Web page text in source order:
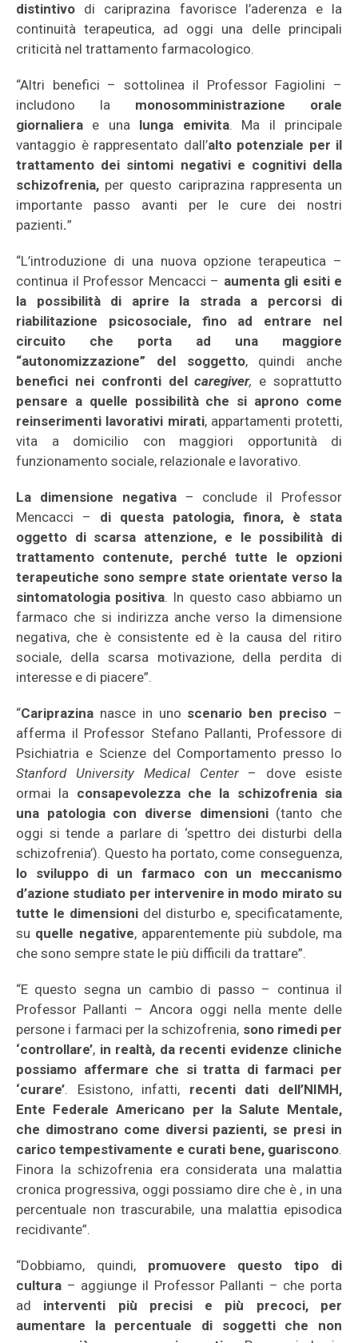
distintivo di cariprazina favorisce l’aderenza e la
continuità terapeutica, ad oggi una delle principali
criticità nel trattamento farmacologico.
“Altri benefici – sottolinea il Professor Fagiolini –
includono la monosomministrazione orale
giornaliera e una lunga emivita. Ma il principale
vantaggio è rappresentato dall’alto potenziale per il
trattamento dei sintomi negativi e cognitivi della
schizofrenia, per questo cariprazina rappresenta un
importante passo avanti per le cure dei nostri
pazienti.”
“L’introduzione di una nuova opzione terapeutica –
continua il Professor Mencacci – aumenta gli esiti e
la possibilità di aprire la strada a percorsi di
riabilitazione psicosociale, fino ad entrare nel
circuito che porta ad una maggiore
“autonomizzazione” del soggetto, quindi anche
benefici nei confronti delcaregiver, e soprattutto
pensare a quelle possibilità che si aprono come
reinserimenti lavorativi mirati, appartamenti protetti,
vita a domicilio con maggiori opportunità di
funzionamento sociale, relazionale e lavorativo.
La dimensione negativa– conclude il Professor
Mencacci – di questa patologia, finora, è stata
oggetto di scarsa attenzione, e le possibilità di
trattamento contenute, perché tutte le opzioni
terapeutiche sono sempre state orientate verso la
sintomatologia positiva. In questo caso abbiamo un
farmaco che si indirizza anche verso la dimensione
negativa, che è consistente ed è la causa del ritiro
sociale, della scarsa motivazione, della perdita di
interesse e di piacere”.
“Cariprazina nasce in uno scenario ben preciso –
afferma il Professor Stefano Pallanti, Professore di
Psichiatria e Scienze del Comportamento presso lo
Stanford University Medical Center– dove esiste
ormai la consapevolezza che la schizofrenia sia
una patologia con diverse dimensioni(tanto che
oggi si tende a parlare di ‘spettro dei disturbi della
schizofrenia’). Questo ha portato, come conseguenza,
lo sviluppo di un farmaco con un meccanismo
d’azione studiato per intervenire in modo mirato su
tutte le dimensioni del disturbo e, specificatamente,
su quelle negative, apparentemente più subdole, ma
che sono sempre state le più difficili da trattare”.
“E questo segna un cambio di passo – continua il
Professor Pallanti – Ancora oggi nella mente delle
persone i farmaci per la schizofrenia, sono rimedi per
‘controllare’, in realtà, da recenti evidenze cliniche
possiamo affermare che si tratta di farmaci per
‘curare’. Esistono, infatti, recenti dati dell’NIMH,
Ente Federale Americano per la Salute Mentale,
che dimostrano come diversi pazienti, se presi in
carico tempestivamente e curati bene, guariscono.
Finora la schizofrenia era considerata una malattia
cronica progressiva, oggi possiamo dire che è , in una
percentuale non trascurabile, una malattia episodica
recidivante”.
“Dobbiamo, quindi, promuovere questo tipo di
cultura – aggiunge il Professor Pallanti – che porta
ad interventi più precisi e più precoci, per
aumentare la percentuale di soggetti che non